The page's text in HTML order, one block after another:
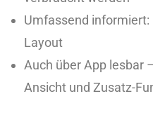
Umfassend informiert:
Layout
Auch über App lesbar
Ansicht und Zusatz-